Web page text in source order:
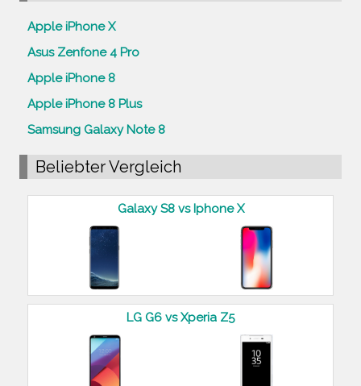
Apple iPhone X
Asus Zenfone 4 Pro
Apple iPhone 8
Apple iPhone 8 Plus
Samsung Galaxy Note 8
Beliebter Vergleich
Galaxy S8 vs Iphone X
LG G6 vs Xperia Z5